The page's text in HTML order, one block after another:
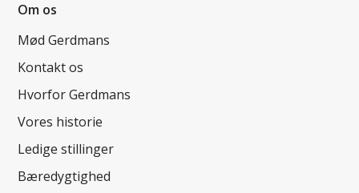
Om os
Mød Gerdmans
Kontakt os
Hvorfor Gerdmans
Vores historie
Ledige stillinger
Bæredygtighed